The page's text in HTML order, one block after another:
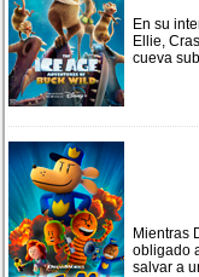
En su
Ellie,
cueva
Mientras
obligado
salvar a